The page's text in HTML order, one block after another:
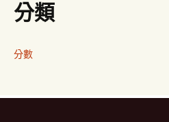
分類
分數